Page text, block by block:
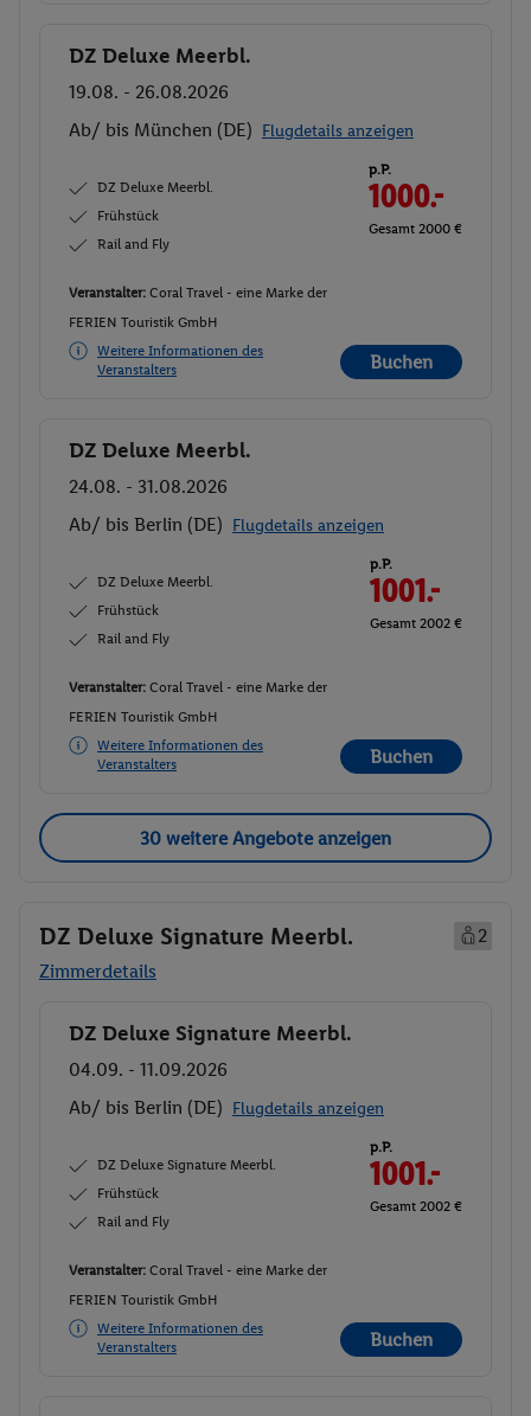
Buchen
DZ Deluxe Meerbl.
19.08. - 26.08.2026
Ab/ bis München (DE) Flugdetails anzeigen
DZ Deluxe Meerbl.
Frühstück
Rail and Fly
p.P.
1000.-
Gesamt 2000 €
Veranstalter: Coral Travel - eine Marke der
FERIEN Touristik GmbH
Weitere Informationen des
Veranstalters
Buchen
Buchen
DZ Deluxe Meerbl.
24.08. - 31.08.2026
Ab/ bis Berlin (DE) Flugdetails anzeigen
DZ Deluxe Meerbl.
Frühstück
Rail and Fly
p.P.
1001.-
Gesamt 2002 €
Veranstalter: Coral Travel - eine Marke der
FERIEN Touristik GmbH
Weitere Informationen des
Veranstalters
Buchen
30 weitere Angebote anzeigen
DZ Deluxe Signature Meerbl.
2
Zimmerdetails
Buchen
DZ Deluxe Signature Meerbl.
04.09. - 11.09.2026
Ab/ bis Berlin (DE) Flugdetails anzeigen
DZ Deluxe Signature Meerbl.
Frühstück
Rail and Fly
p.P.
1001.-
Gesamt 2002 €
Veranstalter: Coral Travel - eine Marke der
FERIEN Touristik GmbH
Weitere Informationen des
Veranstalters
Buchen